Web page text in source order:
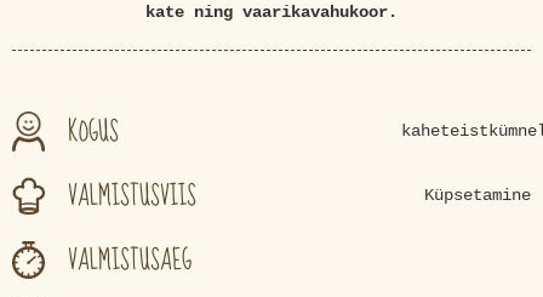
kate ning vaarikavahukoor.
KOGUS
VALMISTUSVIIS Küpsetamine
VALMISTUSAEG